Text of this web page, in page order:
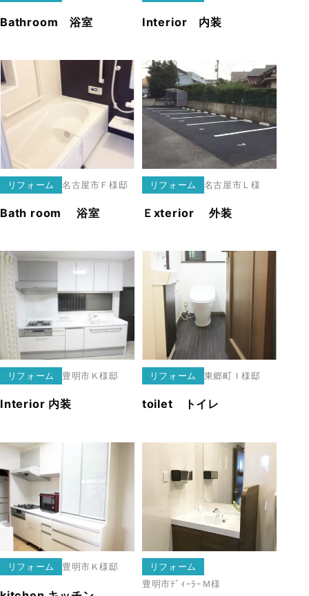
Bathroom 浴室 Interior 内装
リフォーム 名古屋市Ｆ様邸
Bath room 浴室
リフォーム 名古屋市 Ｌ様
Ｅxterior 外装
リフォーム 豊明市 Ｋ様邸
Interior 内装
リフォーム 東郷町 Ｉ様邸
toilet トイレ
リフォーム 豊明市 Ｋ様邸
リフォーム
豊明市ﾃﾞｨｰﾗｰＭ様